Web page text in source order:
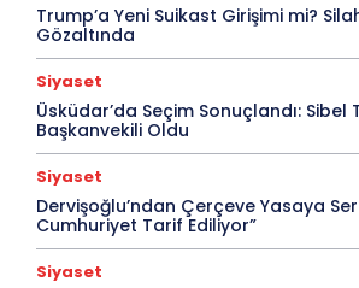
Trump’a Yeni Suikast Girişimi mi?
Gözaltında
Siyaset
Üsküdar’da Seçim Sonuçlandı:
Başkanvekili Oldu
Siyaset
Dervişoğlu’ndan Çerçeve Yasaya
Cumhuriyet Tarif Ediliyor”
Siyaset